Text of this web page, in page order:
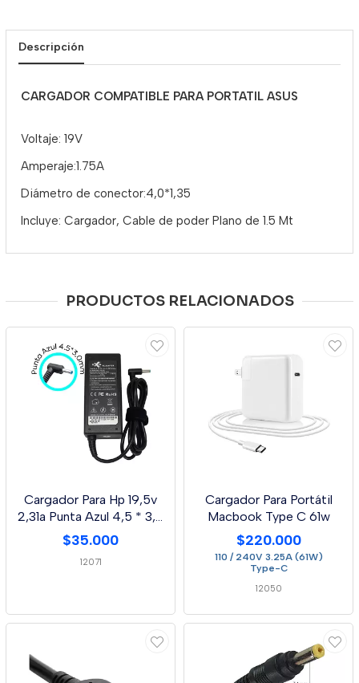
Descripción
CARGADOR COMPATIBLE PARA PORTATIL ASUS
Voltaje: 19V
Amperaje:1.75A
Diámetro de conector:4,0*1,35
Incluye: Cargador, Cable de poder Plano de 1.5 Mt
PRODUCTOS RELACIONADOS
Cargador Para Hp 19,5v
2,31a Punta Azul 4,5 * 3,0
Mm
$35.000
12071
Cargador Para Portátil
Macbook Type C 61w
$220.000
110 / 240V 3.25A (61W)
Type-C
12050